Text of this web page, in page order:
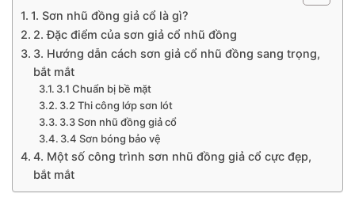
1. Sơn nhũ đồng giả cổ là gì?
2. Đặc điểm của sơn giả cổ nhũ đồng
3. Hướng dẫn cách sơn giả cổ nhũ đồng sang trọng,
bắt mắt
3.1 Chuẩn bị bề mặt
3.2 Thi công lớp sơn lót
3.3 Sơn nhũ đồng giả cổ
3.4 Sơn bóng bảo vệ
4. Một số công trình sơn nhũ đồng giả cổ cực đẹp,
bắt mắt